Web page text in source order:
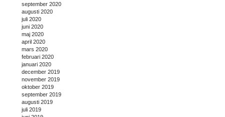
september 2020
augusti 2020
juli 2020
juni 2020
maj 2020
april 2020
mars 2020
februari 2020
januari 2020
december 2019
november 2019
oktober 2019
september 2019
augusti 2019
juli 2019